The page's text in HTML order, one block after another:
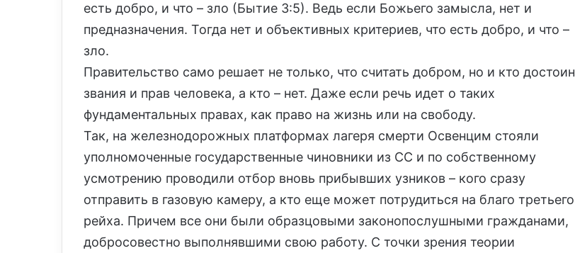
есть добро, и что – зло (Бытие 3:5). Ведь если Божьего замысла, нет и
предназначения. Тогда нет и объективных критериев, что есть добро, и что –
зло.
Правительство само решает не только, что считать добром, но и кто достоин
звания и прав человека, а кто – нет. Даже если речь идет о таких
фундаментальных правах, как право на жизнь или на свободу.
Так, на железнодорожных платформах лагеря смерти Освенцим стояли
уполномоченные государственные чиновники из СС и по собственному
усмотрению проводили отбор вновь прибывших узников – кого сразу
отправить в газовую камеру, а кто еще может потрудиться на благо третьего
рейха. Причем все они были образцовыми законопослушными гражданами,
добросовестно выполнявшими свою работу. С точки зрения теории